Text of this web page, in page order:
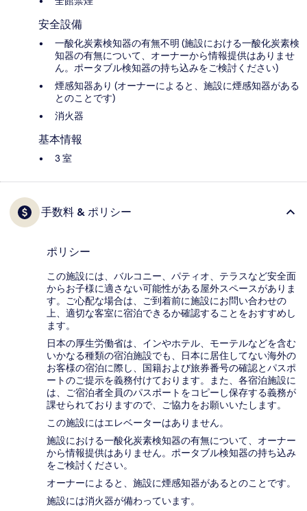
安全設備
一酸化炭素検知器の有無不明 (施設における一酸化炭素検
知器の有無について、オーナーから情報提供はありませ
ん。ポータブル検知器の持ち込みをご検討ください)
煙感知器あり (オーナーによると、施設に煙感知器がある
とのことです)
消火器
基本情報
3 室
手数料 & ポリシー
ポリシー
この施設には、バルコニー、パティオ、テラスなど安全面
からお子様に適さない可能性がある屋外スペースがありま
す。ご心配な場合は、ご到着前に施設にお問い合わせの
上、適切な客室に宿泊できるか確認することをおすすめし
ます。
日本の厚生労働省は、インやホテル、モーテルなどを含む
いかなる種類の宿泊施設でも、日本に​居住してない海外の
お客様の宿泊に際し、国籍および旅券番号の確認とパスポ
ートのご提示を義務付け​ております。また、各宿泊施設に
は、ご宿泊者全員のパスポートをコピーし保存する義務が
課せられておりますの​で、ご協力をお願いいたします。
この施設にはエレベーターはありません。
施設における一酸化炭素検知器の有無について、オーナー
から情報提供はありません。ポータブル検知器の持ち込み
をご検討ください。
オーナーによると、施設に煙感知器があるとのことです。
施設には消火器が備わっています。